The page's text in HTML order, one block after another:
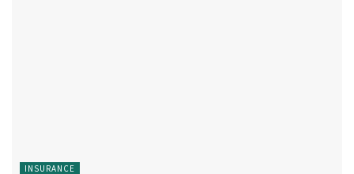
INSURANCE